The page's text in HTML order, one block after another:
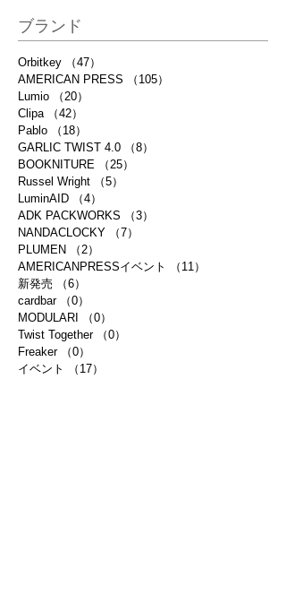
ブランド
Orbitkey （47）
AMERICAN PRESS
（105）
Lumio
（20）
Clipa
（42）
Pablo
（18）
GARLIC TWIST 4.0
（8）
BOOKNITURE
（25）
Russel Wright
（5）
LuminAID
（4）
ADK PACKWORKS
（3）
NANDACLOCKY
（7）
PLUMEN
（2）
AMERICANPRESSイベント
（11）
新発売
（6）
cardbar
（0）
MODULARI
（0）
Twist Together
（0）
Freaker
（0）
イベント
（17）